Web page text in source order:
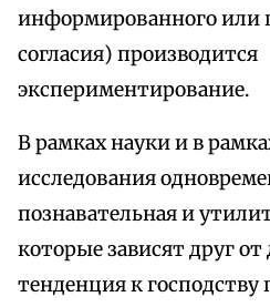
информированного или
согласия) производится
экспериментирование.
В рамках науки и в
исследования
познавательная и
которые зависят друг от
тенденция к